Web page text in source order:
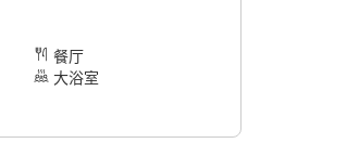
餐厅
大浴室